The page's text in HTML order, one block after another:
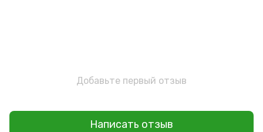
Добавьте первый отзыв
Написать отзыв